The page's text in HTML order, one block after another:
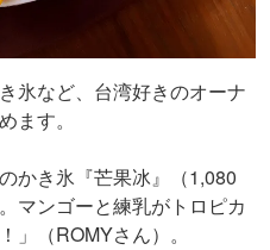
氷など、台湾好きのオーナ
ます。
かき氷『芒果冰』（1,080
マンゴーと練乳がトロピカ
」（ROMYさん）。